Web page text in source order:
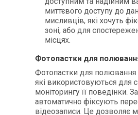
миттєвого доступу до
мисливців, які хочуть
зоні, або для
місцях.
Фотопастки для
Фотопастки для полювання
які використовуються для
моніторингу її поведінки.
автоматично фіксують
відеозаписи. Це дозволяє